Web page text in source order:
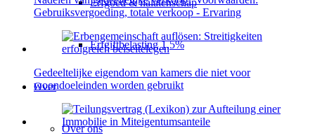
Erfgiftbelasting 1,5%
Over
Over ons
Gebruiksvergoeding, totale verkoop - Ervaring
Gedeeltelijke eigendom van kamers die niet voor
woondoeleinden worden gebruikt